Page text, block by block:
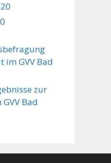
im GVV Bad
zur
Bad